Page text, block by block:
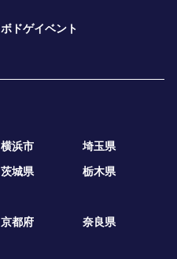
ボドゲイベント
横浜市
埼玉県
茨城県 栃木県
京都府
奈良県